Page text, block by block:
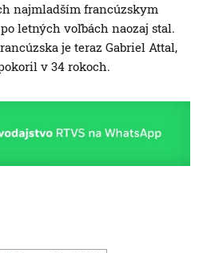
najmladším francúzskym
letných voľbách naozaj stal.
je teraz Gabriel Attal,
v 34 rokoch.